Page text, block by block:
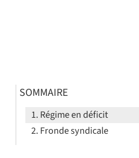
SOMMAIRE
Régime en déficit
Fronde syndicale